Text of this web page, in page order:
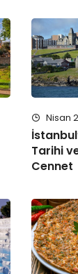
Nisan
Tarihi
Cennet